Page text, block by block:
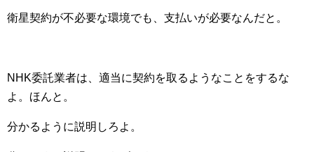
衛星契約が不必要な環境でも、支払いが必要なんだと。
NHK委託業者は、適当に契約を取るようなことをするな
よ。ほんと。
分かるように説明しろよ。